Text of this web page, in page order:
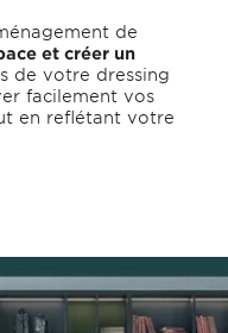
de
et créer un
de votre dressing
facilement vos
en reflétant votre